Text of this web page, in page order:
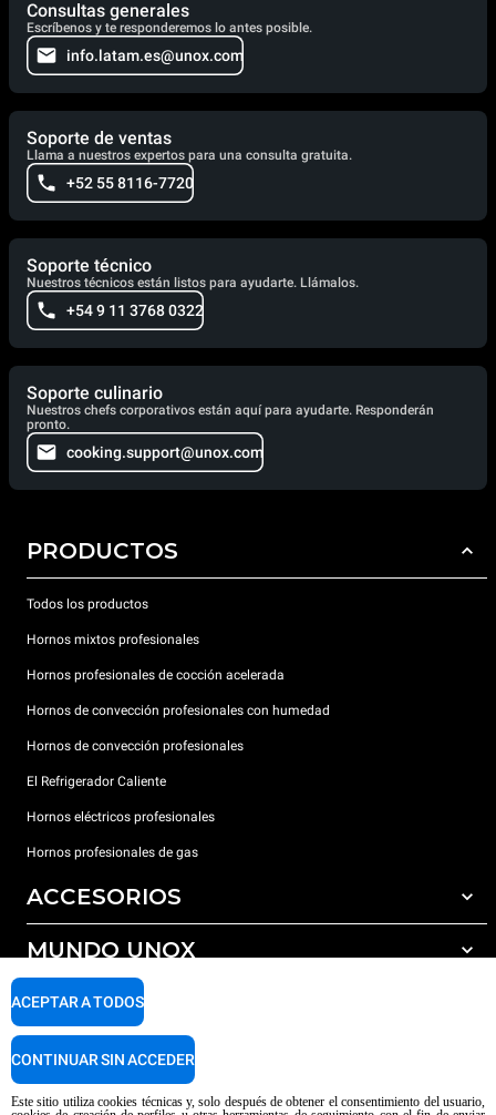
Consultas generales
Escríbenos y te responderemos lo antes posible.
info.latam.es@unox.com
Soporte de ventas
Llama a nuestros expertos para una consulta gratuita.
+52 55 8116-7720
Soporte técnico
Nuestros técnicos están listos para ayudarte. Llámalos.
+54 9 11 3768 0322
Soporte culinario
Nuestros chefs corporativos están aquí para ayudarte. Responderán
pronto.
cooking.support@unox.com
PRODUCTOS
Todos los productos
Hornos mixtos profesionales
Hornos profesionales de cocción acelerada
Hornos de convección profesionales con humedad
Hornos de convección profesionales
El Refrigerador Caliente
Hornos eléctricos profesionales
Hornos profesionales de gas
ACCESORIOS
Todos los accesorios
Detergentes para lavado automático
Detergentes para lavado manual
Tratamiento de agua con filtros de resina
MUNDO UNOX
Nuestras sedes en el mundo
SOPORTE
Garantía Unox
Este sitio utiliza cookies técnicas y, solo después de obtener el consentimiento del usuario,
ACEPTAR A TODOS
CONTINUAR SIN ACCEDER